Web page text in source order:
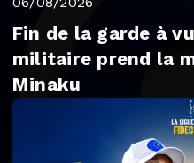
Fin de la garde à
militaire prend la
Minaku